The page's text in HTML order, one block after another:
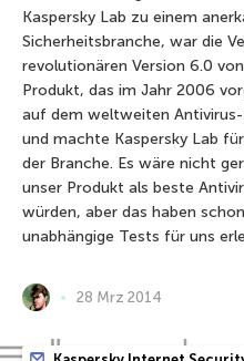
Kaspersky Lab zu einem
Sicherheitsbranche, war die
revolutionären Version 6.0
Produkt, das im Jahr 2006
auf dem weltweiten
und machte Kaspersky Lab
der Branche. Es wäre nicht
unser Produkt als beste
würden, aber das haben
unabhängige Tests für uns
28 Mrz 2014